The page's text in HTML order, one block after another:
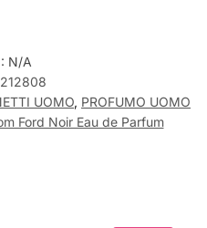
N/A
212808
UOMO, PROFUMO UOMO
Ford Noir Eau de Parfum